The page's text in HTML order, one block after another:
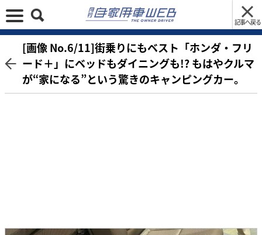
記事へ戻る
[画像 No.6/11]街乗りにもベスト「ホンダ・フリ
ード＋」にベッドもダイニングも!? もはやクルマ
が“家になる”という驚きのキャンピングカー。